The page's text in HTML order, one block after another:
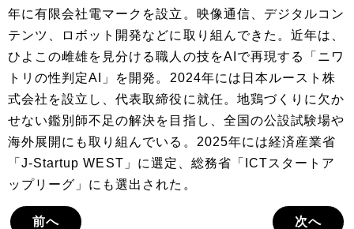
年に有限会社電マークを設立。映像通信、デジタルコン
テンツ、ロボット開発などに取り組んできた。近年は、
ひよこの雌雄を見分ける職人の技をAIで再現する「ニワ
トリの性判定AI」を開発。2024年には日本ルースト株
式会社を設立し、代表取締役に就任。地鶏づくりに欠か
せない鑑別師不足の解決を目指し、全国の公設試験場や
海外展開にも取り組んでいる。2025年には経済産業省
「J-Startup WEST」に選定、総務省「ICTスタートア
ップリーグ」にも選出された。
前へ 次へ